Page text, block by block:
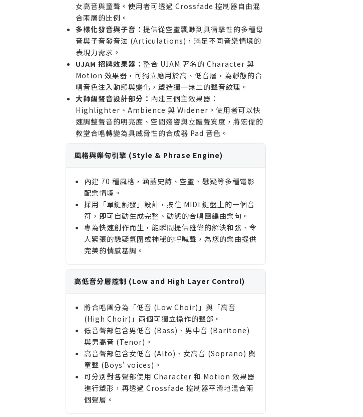
女高音與童聲。使用者可透過 Crossfade 控制器自由混
合兩層的比例。
多樣化發音與子音： 提供從空靈飄渺到具衝擊性的多種母
音與子音發音法 (Articulations)，滿足不同音樂情境的
表現力需求。
UJAM 招牌效果器： 整合 UJAM 著名的 Character 與
Motion 效果器，可獨立應用於高、低音層，為靜態的合
唱音色注入動態與變化，塑造獨一無二的聲音紋理。
大師級聲音設計部分： 內建三個主效果器：
Highlighter、Ambience 與 Widener。使用者可以快
速調整聲音的明亮度、空間殘響與立體聲寬度，將宏偉的
教堂合唱轉變為具威脅性的合成器 Pad 音色。
風格與樂句引擎 (Style & Phrase Engine)
內建 70 種風格，涵蓋史詩、空靈、懸疑等多種電影
配樂情境。
採用「單鍵觸發」設計，按住 MIDI 鍵盤上的一個音
符，即可自動生成完整、動態的合唱團編曲樂句。
專為快速創作而生，能瞬間提供雄偉的解決和弦、令
人緊張的懸疑氛圍或神秘的呼喊聲，為您的樂曲提供
完美的情感基調。
高低音分層控制 (Low and High Layer Control)
將合唱團分為「低音 (Low Choir)」與「高音
(High Choir)」兩個可獨立操作的聲部。
低音聲部包含男低音 (Bass)、男中音 (Baritone)
與男高音 (Tenor)。
高音聲部包含女低音 (Alto)、女高音 (Soprano) 與
童聲 (Boys' voices)。
可分別對各聲部使用 Character 和 Motion 效果器
進行塑形，再透過 Crossfade 控制器平滑地混合兩
個聲層。